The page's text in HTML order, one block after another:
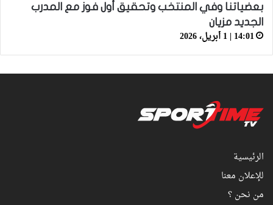
بعضياتنا وفي المنتخب وتحقيق أول فوز مع المدرب
الجديد مزيان
14:01 | 1 أبريل، 2026
الرئيسية
للإعلان معنا
من نحن ؟